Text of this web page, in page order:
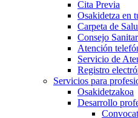
Cita Previa
Osakidetza en
Carpeta de
Consejo
Atención
Servicio de
Registro
Servicios para
Osakidetzakoa
Desarrollo